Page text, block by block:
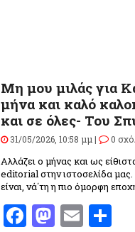
Μη μου μιλάς για
μήνα και καλό
και σε όλες- Του
31/05/2026, 10:58 μμ | 0
Αλλάζει ο μήνας και ως
editorial στην ιστοσελίδα
είναι, νά΄τη η πιο όμορφη
Facebook
Email